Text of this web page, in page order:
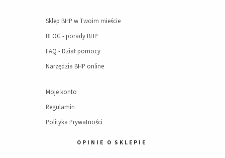
Sklep BHP w Twoim mieście
BLOG - porady BHP
FAQ - Dział pomocy
Narzędzia BHP online
Moje konto
Regulamin
Polityka Prywatności
OPINIE O SKLEPIE